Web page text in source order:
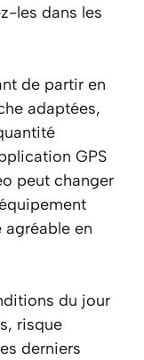
les dans les
de partir en
adaptées,
GPS
peut changer
en
du jour
risque
derniers